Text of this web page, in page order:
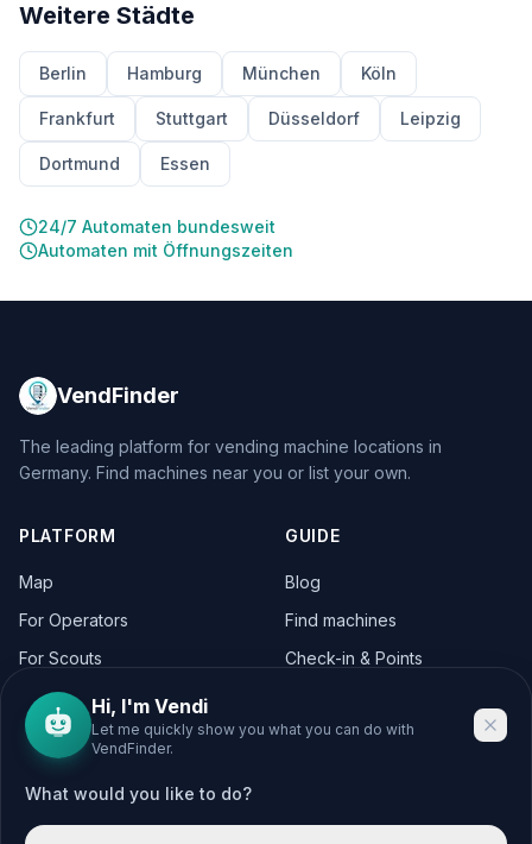
Weitere Städte
Berlin Hamburg München Köln
Frankfurt Stuttgart Düsseldorf Leipzig
Dortmund Essen
24/7 Automaten bundesweit
Automaten mit Öffnungszeiten
VendFinder
The leading platform for vending machine locations in
Germany. Find machines near you or list your own.
PLATFORM
Map
For Operators
For Scouts
GUIDE
Blog
Find machines
Check-in & Points
CITIES
Berlin
Hi, I'm Vendi
Let me quickly show you what you can do with
VendFinder.
What would you like to do?